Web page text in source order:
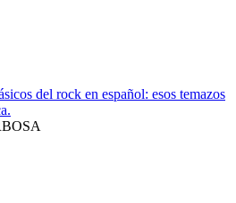
del rock en español: esos temazos